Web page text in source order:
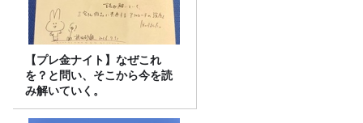
【プレ金ナイト】なぜこれ
を？と問い、そこから今を読
み解いていく。